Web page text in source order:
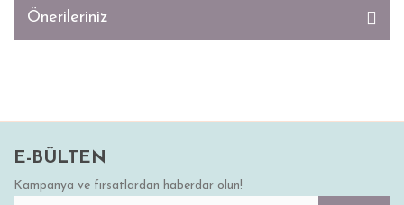
Önerileriniz
E-BÜLTEN
Kampanya ve fırsatlardan haberdar olun!